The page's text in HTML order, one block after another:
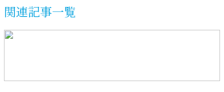
関連記事一覧